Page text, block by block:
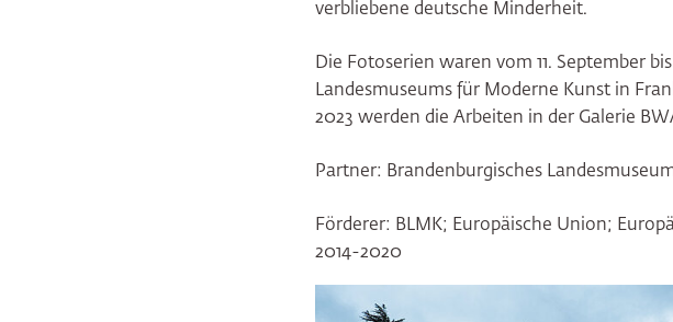
verbliebene deutsche Minderheit.
Die Fotoserien waren vom 11. September
Landesmuseums für Moderne Kunst in
2023 werden die Arbeiten in der Galerie
Partner: Brandenburgisches
Förderer: BLMK; Europäische Union;
2014-2020